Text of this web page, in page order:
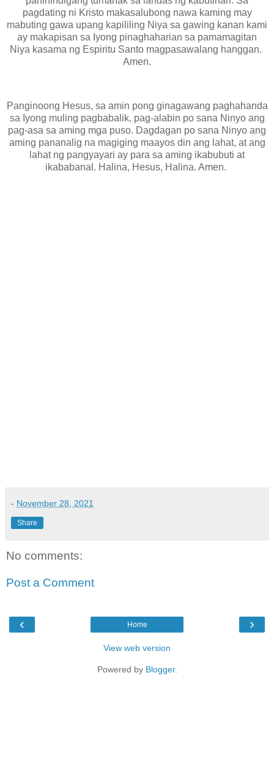
pagdating ni Kristo makasalubong nawa kaming may
mabuting gawa upang kapililing Niya sa gawing kanan kami
ay makapisan sa Iyong pinaghaharian sa pamamagitan
Niya kasama ng Espiritu Santo magpasawalang hanggan.
Amen.
Panginoong Hesus, sa amin pong ginagawang paghahanda
sa Iyong muling pagbabalik, pag-alabin po sana Ninyo ang
pag-asa sa aming mga puso. Dagdagan po sana Ninyo ang
aming pananalig na magiging maayos din ang lahat, at ang
lahat ng pangyayari ay para sa aming ikabubuti at
ikababanal. Halina, Hesus, Halina. Amen.
- November 28, 2021
Share
No comments:
Post a Comment
‹ ›
Home
View web version
Powered by Blogger.